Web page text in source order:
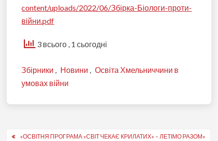
content/uploads/2022/06/Збірка-Біологи-проти-
війни.pdf
3 всього , 1 сьогодні
Збірники , Новини , Освіта Хмельниччини в
умовах війни
Навігація
«ОСВІТНЯ ПРОГРАМА «СВІТ ЧЕКАЄ КРИЛАТИХ» – ЛЕТІМО РАЗОМ»